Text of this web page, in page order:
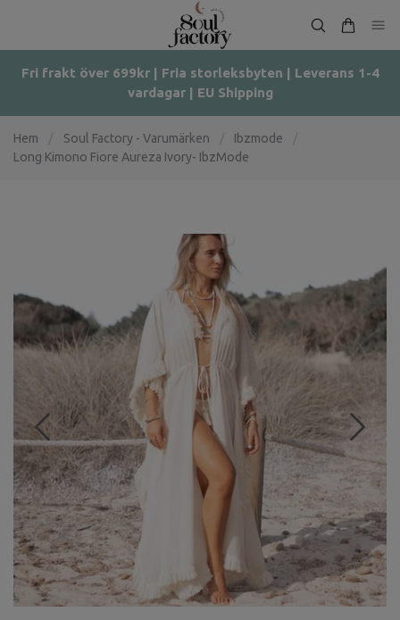
Fri frakt över 699kr | Fria storleksbyten | Leverans 1-4
vardagar | EU Shipping
Hem Soul Factory - Varumärken Ibzmode
Long Kimono Fiore Aureza Ivory- IbzMode